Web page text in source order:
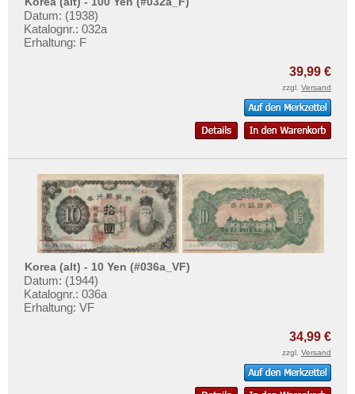
Malaysia
Malediven
Nordkorea
Oman
Pakistan
Philippinen
Portugiesisch Indien
Saudi Arabien
Testbanknoten
Banknotenbriefe
Informationen
Preislisten
Ankauf
Erhaltungsgrade
Gratisbanknoten
Datum: (1938)
Katalognr.: 032a
Erhaltung: F
39,99 €
zzgl. Versand
Korea (alt) - 10 Yen (#036a_VF)
Datum: (1944)
Katalognr.: 036a
Erhaltung: VF
34,99 €
zzgl. Versand